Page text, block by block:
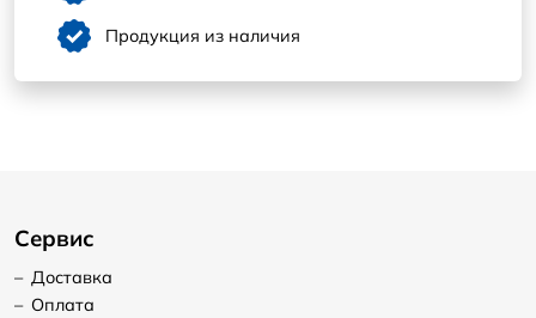
Продукция из наличия
Сервис
– Доставка
– Оплата